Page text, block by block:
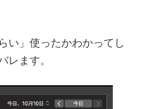
い」使ったかわかってし
レます。